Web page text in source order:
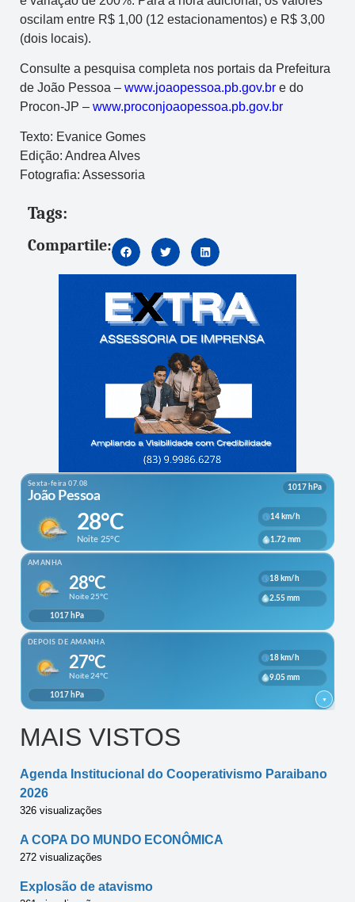
oscilam entre R$ 1,00 (12 estacionamentos) e R$ 3,00
(dois locais).
Consulte a pesquisa completa nos portais da Prefeitura
de João Pessoa – www.joaopessoa.pb.gov.br e do
Procon-JP – www.proconjoaopessoa.pb.gov.br
Texto: Evanice Gomes
Edição: Andrea Alves
Fotografia: Assessoria
Tags:
Compartile:
MAIS VISTOS
Agenda Institucional do Cooperativismo Paraibano
2026
326 visualizações
A COPA DO MUNDO ECONÔMICA
272 visualizações
Explosão de atavismo